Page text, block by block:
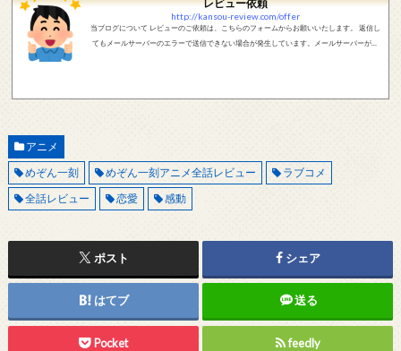
レビュー依頼
http://kansou-review.com/offer
当ブログについて レビューのご依頼は、こちらのフォームからお願いいたします。 返信し
てもメールサーバーのエラーで送信できない場合が発生しています。メールサーバーが正
アニメ
めぞん一刻
めぞん一刻アニメ全話レビュー
ラブコメ
全話レビュー
恋愛 感動
ポスト シェア
はてブ 送る
Pocket feedly